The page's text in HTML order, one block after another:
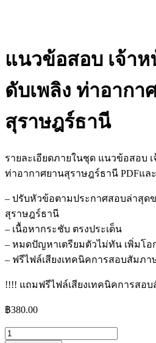
แนวข้อสอบ เจ้า
ดับเพลิง ท่าอากา
สุราษฎร์ธานี
รายละเอียดภายในชุด แนวข้อสอบ
ท่าอากาศยานสุราษฎร์ธานี PDFแล
– ปรับหัวข้อตามประกาศสอบล่าสุด
สุราษฎร์ธานี
– เนื้อหากระชับ ตรงประเด็น
– หมดปัญหาเตรียมตัวไม่ทัน เพิ่มโอ
– ฟรีไฟล์เสียงเทคนิคการสอบสัมภ
!!!! แถมฟรีไฟล์เสียงเทคนิคการสอ
฿380.00
จำนวน